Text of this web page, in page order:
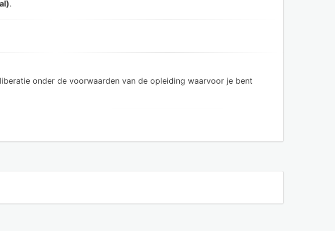
.
onder de voorwaarden van de opleiding waarvoor je bent